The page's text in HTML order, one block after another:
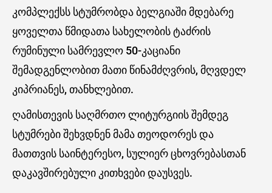
კომპლექსს სტუმრობდა ბელგიაში მდებარე
ყოველთა წმიდათა სახელობის ტაძრის
რუმინული სამრევლო 50-კაციანი
შემადგენლობით მათი წინამძღვრის, მღვდელ
კიპრიანეს, თანხლებით.
ღამისთევის საღმრთო ლიტურგიის შემდეგ
სტუმრები შეხვდნენ მამა თეოდორეს და
მათთვის საინტერესო, სულიერ ცხოვრებასთან
დაკავშირებული კითხვები დაუსვეს.